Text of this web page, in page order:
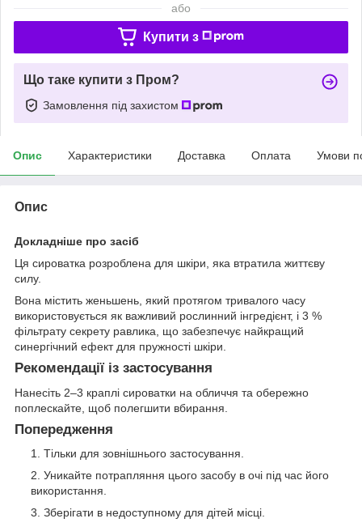
або
Купити з
Що таке купити з Пром?
Замовлення під захистом
Опис Характеристики Доставка Оплата Умови
Опис
Докладніше про засіб
Ця сироватка розроблена для шкіри, яка втратила життєву
силу.
Вона містить женьшень, який протягом тривалого часу
використовується як важливий рослинний інгредієнт, і 3 %
фільтрату секрету равлика, що забезпечує найкращий
синергічний ефект для пружності шкіри.
Рекомендації із застосування
Нанесіть 2–3 краплі сироватки на обличчя та обережно
поплескайте, щоб полегшити вбирання.
Попередження
Тільки для зовнішнього застосування.
Уникайте потрапляння цього засобу в очі під час його
використання.
Зберігати в недоступному для дітей місці.